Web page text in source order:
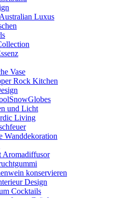
Luxus
Vase
Rock Kitchen
und Licht
Living
Wanddekoration
Aromadiffusor
konservieren
Design
Cocktails